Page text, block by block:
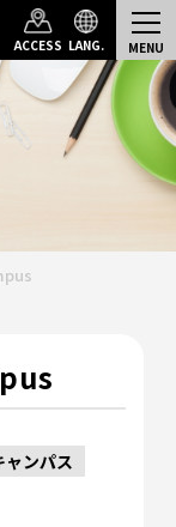
ACCESS LANG.
ャンパス